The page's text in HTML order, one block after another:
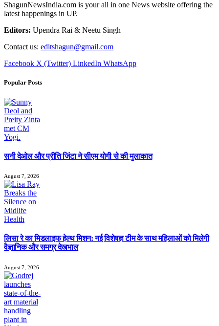
ShagunNewsIndia.com is your all in one News website offering the
latest happenings in UP.
Editors: Upendra Rai & Neetu Singh
Contact us: editshagun@gmail.com
Facebook X (Twitter) LinkedIn WhatsApp
Popular Posts
सनी देओल और प्रीति जिंटा ने सीएम योगी से की मुलाकात
August 7, 2026
लिसा रे का मिडलाइफ हेल्थ मिशन: नई विशेषज्ञ टीम के साथ महिलाओं को मिलेगी
वैज्ञानिक और समग्र देखभाल
August 7, 2026